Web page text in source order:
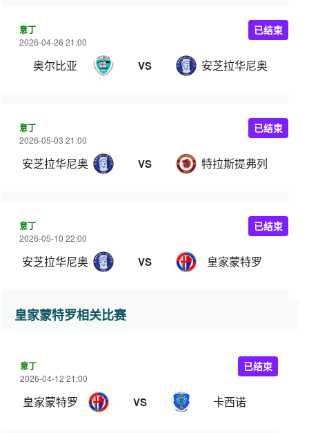
意丁
2026-04-26 21:00
奥尔比亚 VS 安芝拉华尼奥
已结束
意丁
2026-05-03 21:00
安芝拉华尼奥 VS 特拉斯提弗列
已结束
意丁
2026-05-10 22:00
安芝拉华尼奥 VS 皇家蒙特罗
已结束
皇家蒙特罗相关比赛
意丁
2026-04-12 21:00
皇家蒙特罗 VS 卡西诺
已结束